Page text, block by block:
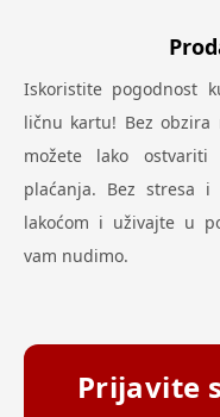
Iskoristite pogodnost
ličnu kartu! Bez obzira
možete lako
plaćanja. Bez stresa
lakoćom i uživajte u
vam nudimo.
Prijavite